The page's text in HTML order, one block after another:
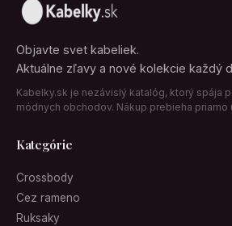
Objavte svet kabeliek.
Aktuálne zľavy a nové kolekcie každý
Kabelky.sk je nezávislý katalóg, ktorý spája
módnych obchodov. Nákup prebieha priamo
Kategórie
Crossbody
Cez rameno
Ruksaky